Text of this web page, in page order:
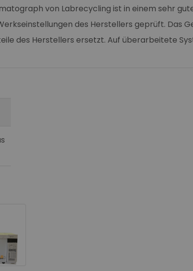
von Labrecycling ist in einem sehr
des Herstellers geprüft. Das
des Herstellers ersetzt. Auf überarbeitete